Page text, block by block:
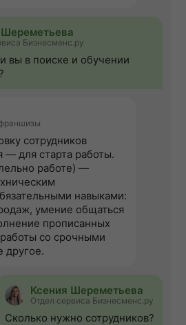
Бизнесменс.ру
вы в поиске и обучении
сотрудников
— для старта работы.
работе) —
навыками:
умение общаться
прописанных
со срочными
другое.
Ксения Шереметьева
Отдел сервиса Бизнесменс.ру
Сколько нужно сотрудников?